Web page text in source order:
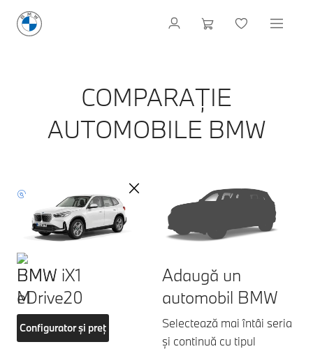
COMPARAȚIE
AUTOMOBILE BMW
BMW iX1
eDrive20
Configurator și preț
Adaugă un
automobil BMW
Selectează mai întâi seria
și continuă cu tipul